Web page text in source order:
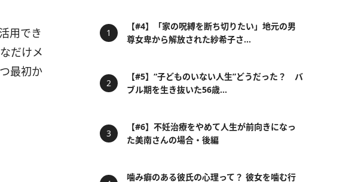
用でき
だけメ
最初か
【#4】「家の呪縛を断ち切りたい」地元の男
尊女卑から解放された紗希子さ...
【#5】“子どものいない人生”どうだった？ バ
ブル期を生き抜いた56歳...
【#6】不妊治療をやめて人生が前向きになっ
た美南さんの場合・後編
噛み癖のある彼氏の心理って？ 彼女を噛む行